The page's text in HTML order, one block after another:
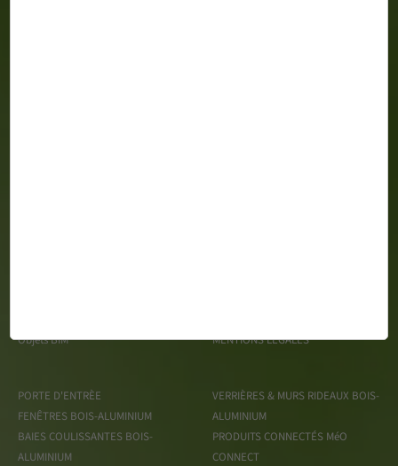
Objets BIM
MENTIONS LÉGALES
PORTE D'ENTRÈE
FENÊTRES BOIS-ALUMINIUM
BAIES COULISSANTES BOIS-
ALUMINIUM
VERRIÈRES & MURS RIDEAUX BOIS-
ALUMINIUM
PRODUITS CONNECTÉS MéO
CONNECT